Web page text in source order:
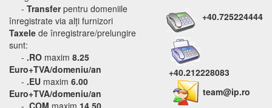
- Transferpentru domeniile
înregistrate via alți furnizori
Taxele de înregistrare/prelungire
sunt:
- .RO maxim 8.25
Euro+TVA/domeniu/an
- .EU maxim 6.00
Euro+TVA/domeniu/an
- .COM maxim 14.50
+40.725224444
+40.212228083
team@ip.ro